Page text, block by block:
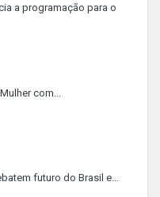
a programação para o
com...
futuro do Brasil e...